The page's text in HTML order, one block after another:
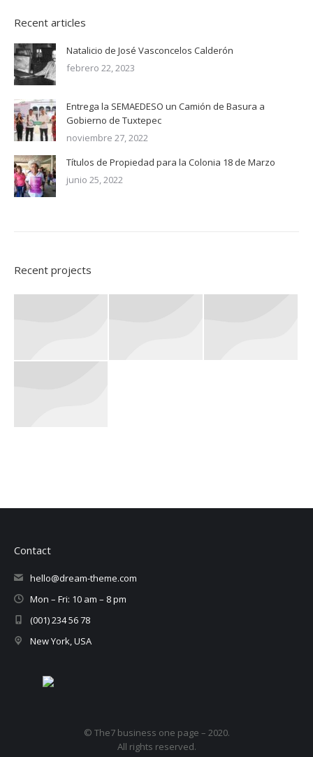
Recent articles
Natalicio de José Vasconcelos Calderón
febrero 22, 2023
Entrega la SEMAEDESO un Camión de Basura a
Gobierno de Tuxtepec
noviembre 27, 2022
Títulos de Propiedad para la Colonia 18 de Marzo
junio 25, 2022
Recent projects
Contact
hello@dream-theme.com
Mon – Fri: 10 am – 8 pm
(001) 234 56 78
New York, USA
© The7 business one page – 2020.
All rights reserved.